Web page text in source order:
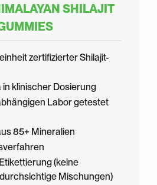
SHILAJIT
zertifizierter Shilajit-
klinischer Dosierung
Labor getestet
85+ Mineralien
(keine
Mischungen)